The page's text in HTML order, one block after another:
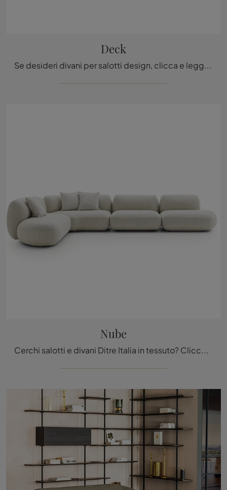
Deck
Se desideri divani per salotti design, clicca e leggi di più sul modello Deck in tessuto della firma Ditre Italia.
Nube
Cerchi salotti e divani Ditre Italia in tessuto? Clicca e scopri di più sul modello Nube per spazi design.